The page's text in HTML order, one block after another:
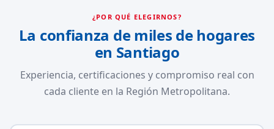
¿POR QUÉ ELEGIRNOS?
La confianza de miles de hogares
en Santiago
Experiencia, certificaciones y compromiso real con
cada cliente en la Región Metropolitana.